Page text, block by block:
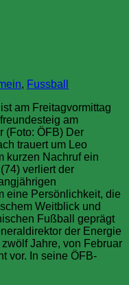
, Fussball
am Freitagvormittag
am
(Foto: ÖFB) Der
trauert um Leo
kurzen Nachruf ein
verliert der
eine Persönlichkeit, die
Weitblick und
Fußball geprägt
der Energie
Jahre, von Februar
vor. In seine ÖFB-